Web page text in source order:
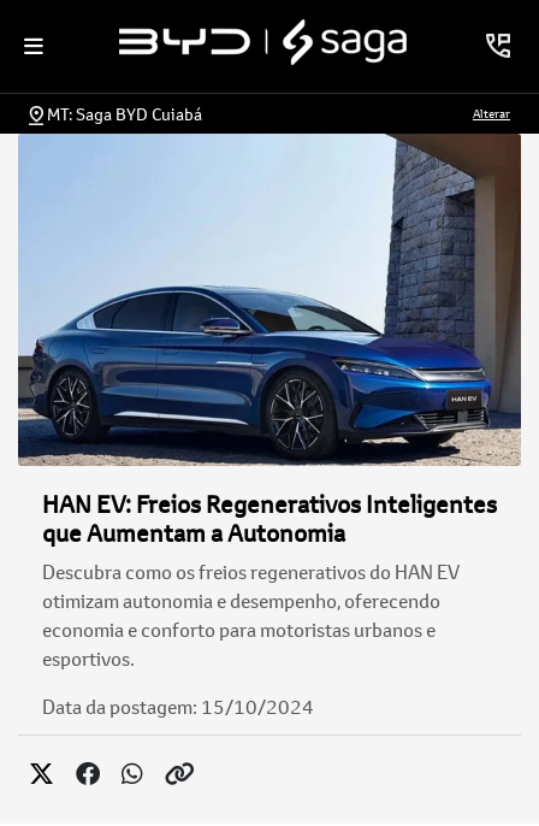
MT: Saga BYD Cuiabá Alterar
HAN EV: Freios Regenerativos Inteligentes
que Aumentam a Autonomia
Descubra como os freios regenerativos do HAN EV
otimizam autonomia e desempenho, oferecendo
economia e conforto para motoristas urbanos e
esportivos.
Data da postagem: 15/10/2024